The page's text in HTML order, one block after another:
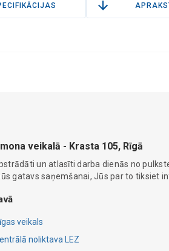
veikalā - Krasta 105, Rīgā
un atlasīti darba dienās no
gatavs saņemšanai, Jūs par to tiksiet
veikals
noliktava LEZ